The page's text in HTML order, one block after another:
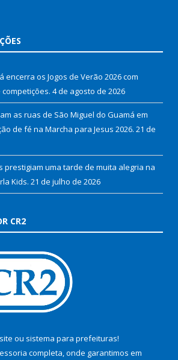
encerra os Jogos de Verão 2026 com
4 de agosto de 2026
as ruas de São Miguel do Guamá em
de fé na Marcha para Jesus 2026. 21 de
prestigiam uma tarde de muita alegria na
Kids. 21 de julho de 2026
CR2
ou sistema para prefeituras!
completa, onde garantimos em